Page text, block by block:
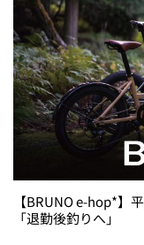
【BRUNO e-hop*】
「退勤後釣りへ」